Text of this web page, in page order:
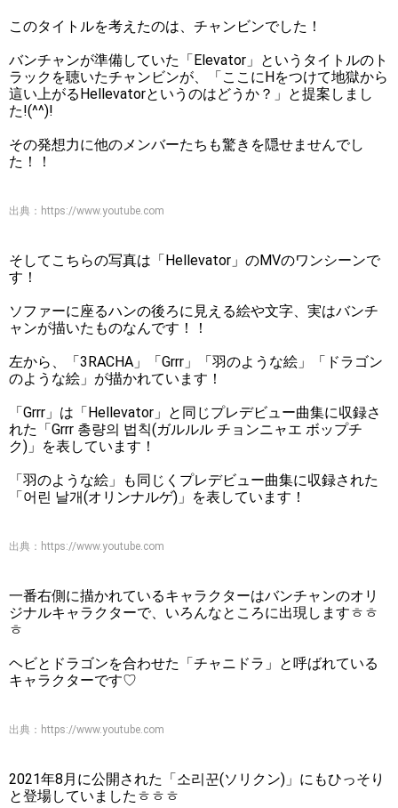
このタイトルを考えたのは、チャンビンでした！
バンチャンが準備していた「Elevator」というタイトルのト
ラックを聴いたチャンビンが、「ここにHをつけて地獄から
這い上がるHellevatorというのはどうか？」と提案しまし
た!(^^)!
その発想力に他のメンバーたちも驚きを隠せませんでし
た！！
出典： https://www.youtube.com
そしてこちらの写真は「Hellevator」のMVのワンシーンで
す！
ソファーに座るハンの後ろに見える絵や文字、実はバンチ
ャンが描いたものなんです！！
左から、「3RACHA」「Grrr」「羽のような絵」「ドラゴン
のような絵」が描かれています！
「Grrr」は「Hellevator」と同じプレデビュー曲集に収録さ
れた「Grrr 총량의 법칙(ガルルル チョンニャエ ボップチ
ク)」を表しています！
「羽のような絵」も同じくプレデビュー曲集に収録された
「어린 날개(オリンナルゲ)」を表しています！
出典： https://www.youtube.com
一番右側に描かれているキャラクターはバンチャンのオリ
ジナルキャラクターで、いろんなところに出現しますㅎㅎ
ㅎ
ヘビとドラゴンを合わせた「チャニドラ」と呼ばれている
キャラクターです♡
出典： https://www.youtube.com
2021年8月に公開された「소리꾼(ソリクン)」にもひっそり
と登場していましたㅎㅎㅎ